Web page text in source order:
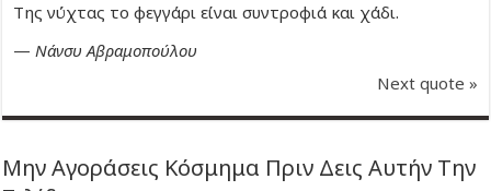
Της νύχτας το φεγγάρι είναι συντροφιά και χάδι.
—Νάνσυ Αβραμοπούλου
Next quote »
Μην Αγοράσεις Κόσμημα Πριν Δεις Αυτήν Την